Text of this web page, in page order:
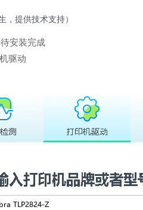
，提供技术支持）
安装完成
驱动